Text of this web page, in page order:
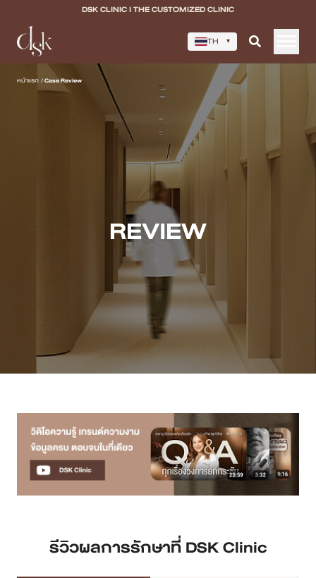
DSK CLINIC I THE CUSTOMIZED CLINIC
TH ▾
หน้าแรก
เกี่ยวกับ DSK Clinic
Program Acne Scar
Program Skin Quality
Program Body Confidence
แพทย์ของเรา
เคสรีวิว
วีดีโอรีวิว
บทความ
หน้าแรก /Case Review
REVIEW
รีวิวผลการรักษาที่ DSK Clinic